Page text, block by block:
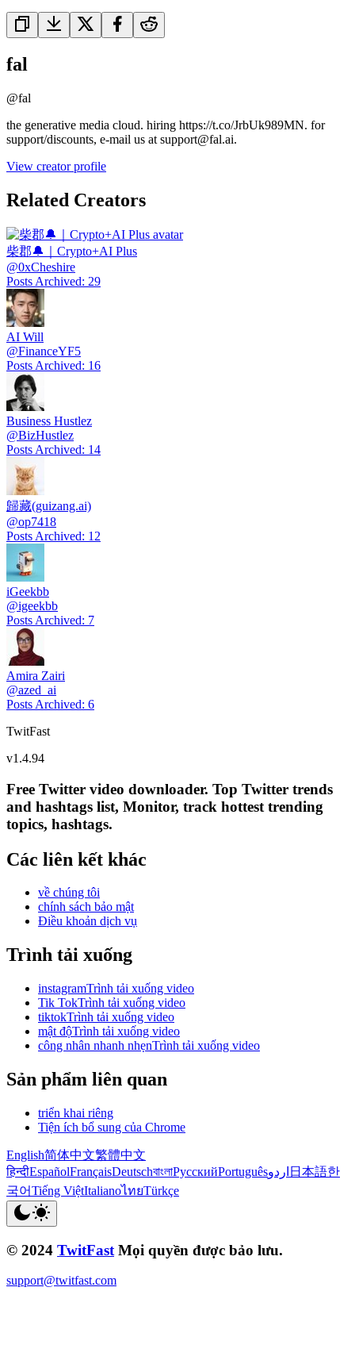
fal
@fal
the generative media cloud. hiring https://t.co/JrbUk989MN. for
support/discounts, e-mail us at support@fal.ai.
View creator profile
Related Creators
柴郡🔔｜Crypto+AI Plus
@0xCheshire
Posts Archived: 29
AI Will
@FinanceYF5
Posts Archived: 16
Business Hustlez
@BizHustlez
Posts Archived: 14
歸藏(guizang.ai)
@op7418
Posts Archived: 12
iGeekbb
@igeekbb
Posts Archived: 7
Amira Zairi
@azed_ai
Posts Archived: 6
TwitFast
v1.4.94
Free Twitter video downloader. Top Twitter trends
and hashtags list, Monitor, track hottest trending
topics, hashtags.
Các liên kết khác
về chúng tôi
chính sách bảo mật
Điều khoản dịch vụ
Trình tải xuống
instagramTrình tải xuống video
Tik TokTrình tải xuống video
tiktokTrình tải xuống video
mật độTrình tải xuống video
công nhân nhanh nhẹnTrình tải xuống video
Sản phẩm liên quan
triển khai riêng
Tiện ích bổ sung của Chrome
English简体中文繁體中文
हिन्दीEspañolFrançaisDeutschবাংলাРусскийPortuguêsاردو 日本語한
국어Tiếng ViệtItalianoไทยTürkçe
© 2024 TwitFast Mọi quyền được bảo lưu.
support@twitfast.com